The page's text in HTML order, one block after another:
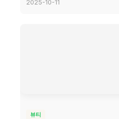
2025-10-11
뷰티